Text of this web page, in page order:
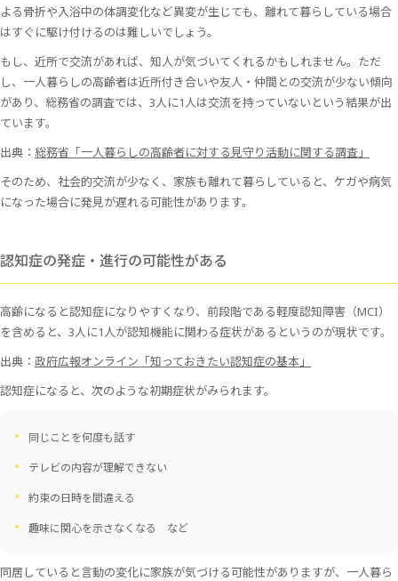
よる骨折や入浴中の体調変化など異変が生じても、離れて暮らしている場合
はすぐに駆け付けるのは難しいでしょう。
もし、近所で交流があれば、知人が気づいてくれるかもしれません。ただ
し、一人暮らしの高齢者は近所付き合いや友人・仲間との交流が少ない傾向
があり、総務省の調査では、3人に1人は交流を持っていないという結果が出
ています。
出典： 総務省「一人暮らしの高齢者に対する見守り活動に関する調査」
そのため、社会的交流が少なく、家族も離れて暮らしていると、ケガや病気
になった場合に発見が遅れる可能性があります。
認知症の発症・進行の可能性がある
高齢になると認知症になりやすくなり、前段階である軽度認知障害（MCI）
を含めると、3人に1人が認知機能に関わる症状があるというのが現状です。
出典： 政府広報オンライン「知っておきたい認知症の基本」
認知症になると、次のような初期症状がみられます。
同じことを何度も話す
テレビの内容が理解できない
約束の日時を間違える
趣味に関心を示さなくなる など
同居していると言動の変化に家族が気づける可能性がありますが、一人暮ら